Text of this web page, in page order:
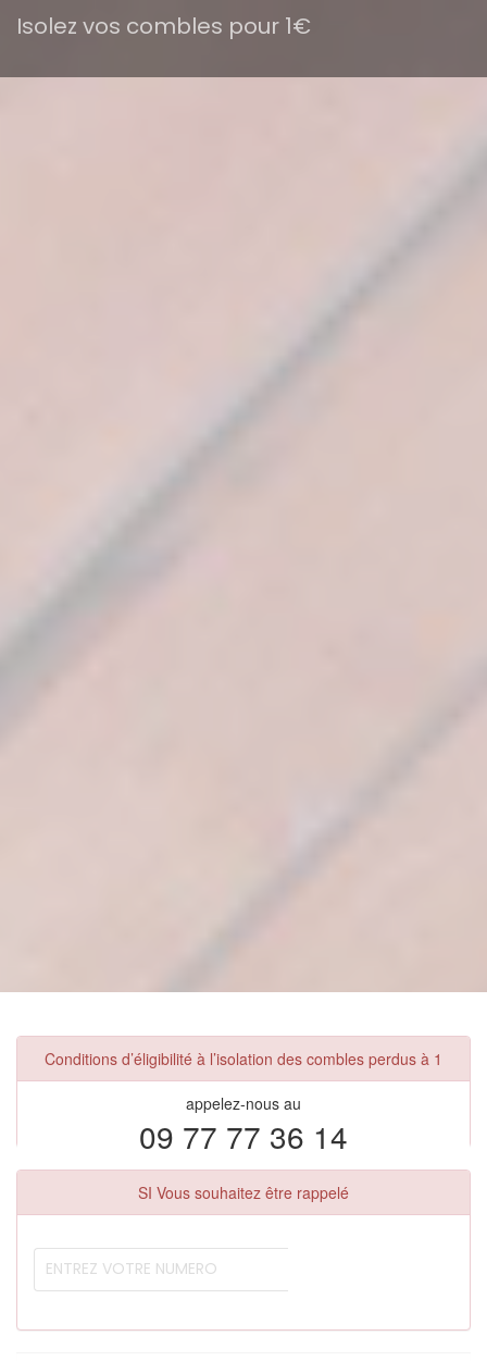
Isolez vos combles pour 1€
Conditions d’éligibilité à l’isolation des combles perdus à 1
appelez-nous au
09 77 77 36 14
SI Vous souhaitez être rappelé